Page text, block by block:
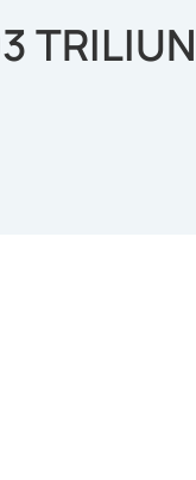
TRILIUN